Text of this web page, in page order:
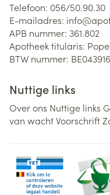
Telefoon: 056/50.90.30
E-mailadres: info@
APB nummer: 361.802
Apotheek titularis:
BTW nummer:
Nuttige links
Over ons Nuttige links
van wachtVoorschrift